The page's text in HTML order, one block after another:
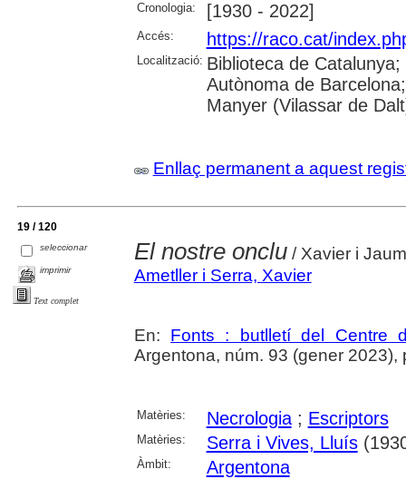
Cronologia: [1930 - 2022]
Accés: https://raco.cat/
Localització: Biblioteca de
Autònoma de
Manyer (Vilassar de
Enllaç permanent a aquest
19 / 120
seleccionar
imprimir
Text complet
El nostre onclu/ Xavier i
Ametller i Serra, Xavier
En: Fonts : butlletí del Centre
Argentona, núm. 93 (gener 2023),
Matèries: Necrologia; Escriptors
Matèries: Serra i Vives, Lluís
Àmbit: Argentona